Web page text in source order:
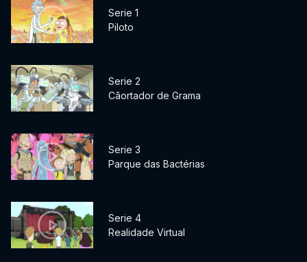
Serie 1
Piloto
Serie 2
Cãortador de Grama
Serie 3
Parque das Bactérias
Serie 4
Realidade Virtual